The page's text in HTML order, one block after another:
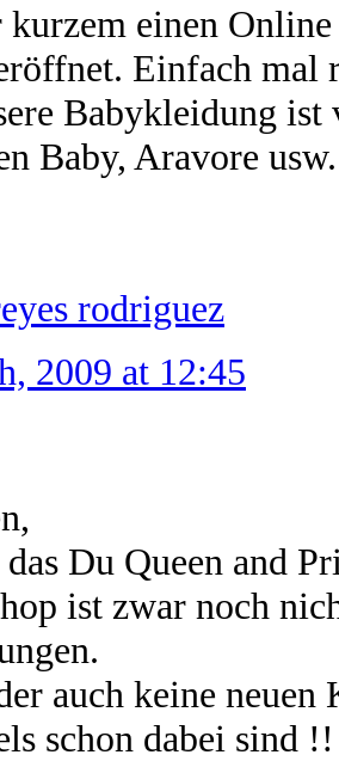
kurzem einen
Einfach mal
Babykleidung
Baby, Aravore usw.
rodriguez
2009 at 12:45
Du Queen and
ist zwar noch
auch keine
schon dabei sind !!